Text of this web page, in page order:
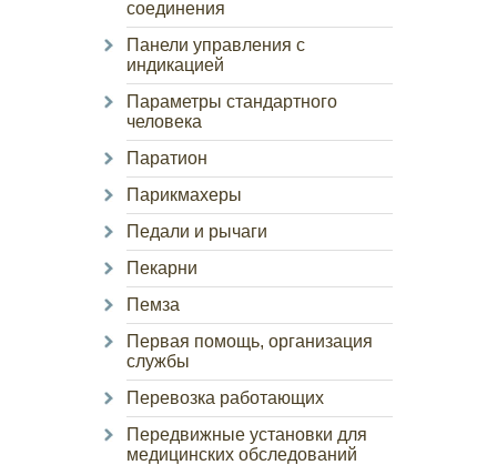
соединения
Панели управления с
индикацией
Параметры стандартного
человека
Паратион
Парикмахеры
Педали и рычаги
Пекарни
Пемза
Первая помощь, организация
службы
Перевозка работающих
Передвижные установки для
медицинских обследований